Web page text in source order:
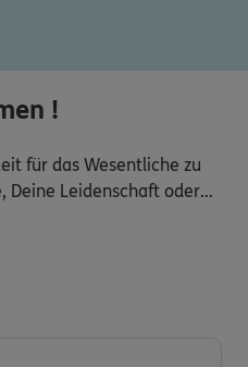
!
für das Wesentliche zu
Deine Leidenschaft oder
uns zuverlässig um